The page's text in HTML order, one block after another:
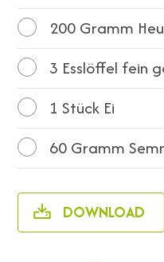
200 Gramm
3 Esslöffel fein
1 Stück Ei
60 Gramm
DOWNLOAD